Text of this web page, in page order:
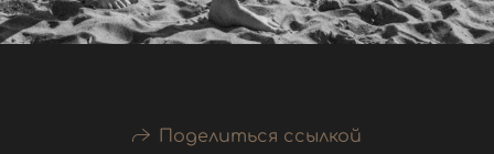
Поделиться ссылкой